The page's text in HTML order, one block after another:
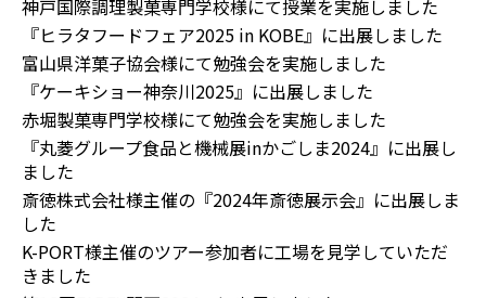
神戸国際調理製菓専門学校様にて授業を実施しました
『ヒラタフードフェア2025 in KOBE』に出展しました
富山県洋菓子協会様にて勉強会を実施しました
『ケーキショー神奈川2025』に出展しました
赤堀製菓専門学校様にて勉強会を実施しました
『丸菱グループ食品と機械展inかごしま2024』に出展し
ました
斎徳株式会社様主催の『2024年斎徳展示会』に出展しま
した
K-PORT様主催のツアー参加者に工場を見学していただ
きました